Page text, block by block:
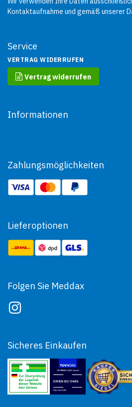
Service
VERTRAG WIDERRUFEN
Vertrag widerrufen
Informationen
Kontaktaufnahme und gemäß unserer
Zahlungsmöglichkeiten
Lieferoptionen
Folgen Sie Meddax
Sicheres Einkaufen